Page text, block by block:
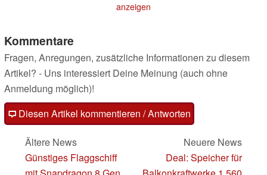
anzeigen
Kommentare
Fragen, Anregungen, zusätzliche Informationen zu diesem
Artikel? - Uns interessiert Deine Meinung (auch ohne
Anmeldung möglich)!
Diesen Artikel kommentieren / Antworten
Ältere News
Günstiges Flaggschiff
Neuere News
Deal: Speicher für